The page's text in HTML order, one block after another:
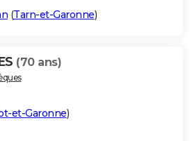
(Tarn-et-Garonne)
(70 ans)
et-Garonne)